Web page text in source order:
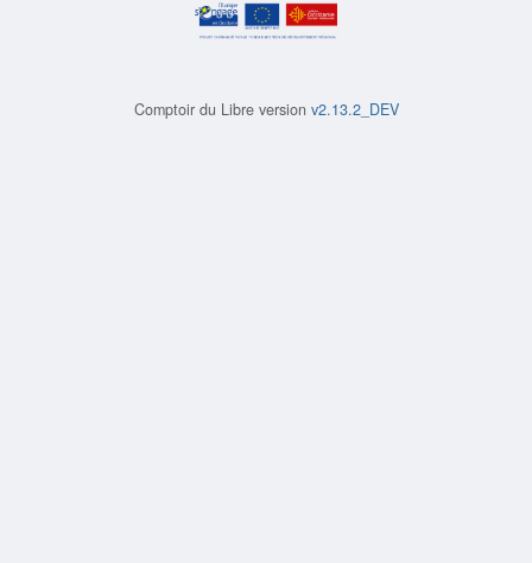
Comptoir du Libre version v2.13.2_DEV